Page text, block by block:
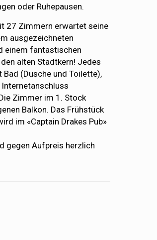
oder Ruhepausen.
27 Zimmern erwartet seine
ausgezeichneten
einem fantastischen
alten Stadtkern! Jedes
(Dusche und Toilette),
Internetanschluss
Zimmer im 1. Stock
Balkon. Das Frühstück
im «Captain Drakes Pub»
gegen Aufpreis herzlich